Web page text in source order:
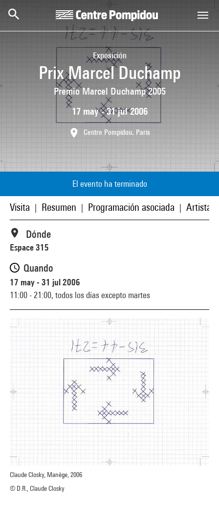
Exposición
Prix Marcel Duchamp
Premio Marcel Duchamp 2005
17 may - 31 jul 2006
Centre Pompidou, Paris
El evento ha terminado
Visita Resumen Programación asociada
Claude Closky, Manège, 2006
© D.R., Claude Closky
Dónde
Espace 315
Quando
17 may - 31 jul 2006
11:00 - 21:00, todos los días excepto martes